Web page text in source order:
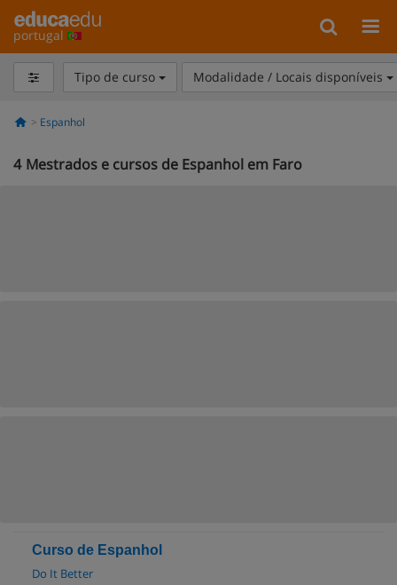
portugal
Tipo de curso Modalidade / Locais disponíveis
Espanhol
4 Mestrados e cursos de Espanhol em Faro
Curso de Espanhol
Do It Better